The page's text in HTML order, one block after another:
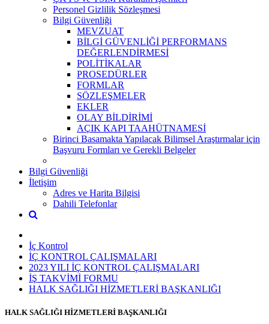
Personel Gizlilik Sözleşmesi
Bilgi Güvenliği
MEVZUAT
BİLGİ GÜVENLİĞİ PERFORMANS
DEĞERLENDİRMESİ
POLİTİKALAR
PROSEDÜRLER
FORMLAR
SÖZLEŞMELER
EKLER
OLAY BİLDİRİMİ
AÇIK KAPI TAAHÜTNAMESİ
Birinci Basamakta Yapılacak Bilimsel Araştırmalar için
Başvuru Formları ve Gerekli Belgeler
Bilgi Güvenliği
İletişim
Adres ve Harita Bilgisi
Dahili Telefonlar
İç Kontrol
İÇ KONTROL ÇALIŞMALARI
2023 YILI İÇ KONTROL ÇALIŞMALARI
İŞ TAKVİMİ FORMU
HALK SAĞLIĞI HİZMETLERİ BAŞKANLIĞI
HALK SAĞLIĞI HİZMETLERİ BAŞKANLIĞI